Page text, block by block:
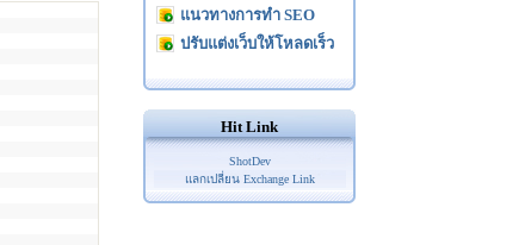
แนวทางการทำ SEO
ปรับแต่งเว็บให้โหลดเร็ว
Hit Link
ShotDev
แลกเปลี่ยน Exchange Link